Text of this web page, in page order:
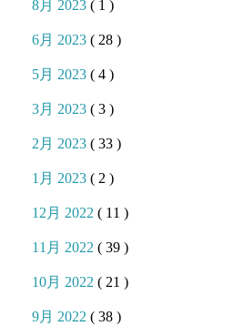
8月 2023( 1 )
6月 2023( 28 )
5月 2023( 4 )
3月 2023( 3 )
2月 2023( 33 )
1月 2023( 2 )
12月 2022( 11 )
11月 2022( 39 )
10月 2022( 21 )
9月 2022( 38 )